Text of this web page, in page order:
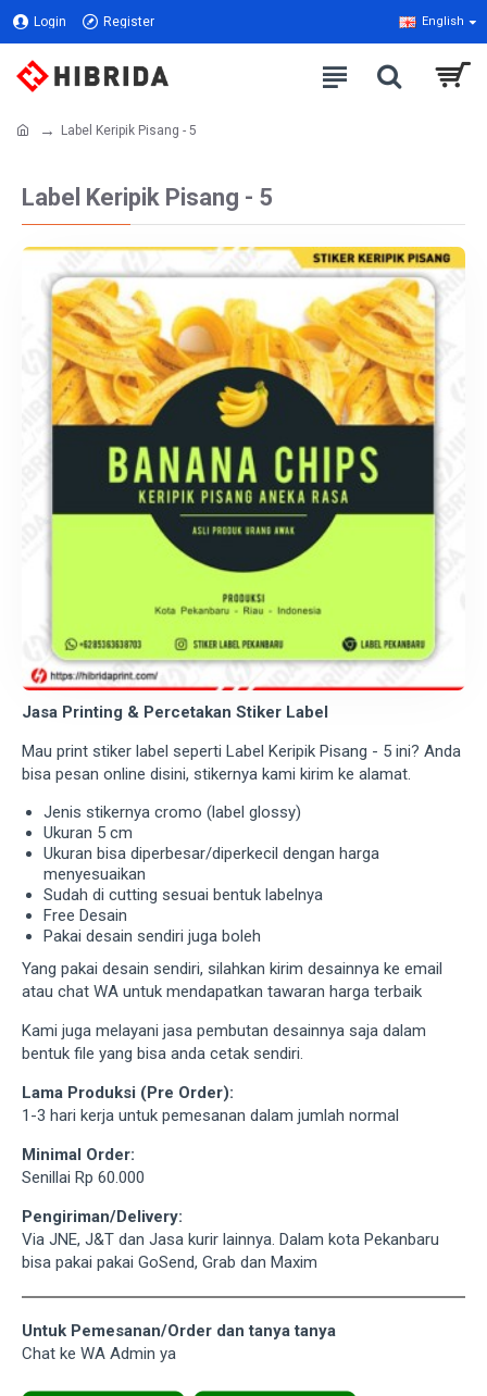
Login Register English
Label Keripik Pisang - 5
Label Keripik Pisang - 5
Jasa Printing & Percetakan Stiker Label
Mau print stiker label seperti Label Keripik Pisang - 5 ini? Anda
bisa pesan online disini, stikernya kami kirim ke alamat.
Jenis stikernya cromo (label glossy)
Ukuran 5 cm
Ukuran bisa diperbesar/diperkecil dengan harga
menyesuaikan
Sudah di cutting sesuai bentuk labelnya
Free Desain
Pakai desain sendiri juga boleh
Yang pakai desain sendiri, silahkan kirim desainnya ke email
atau chat WA untuk mendapatkan tawaran harga terbaik
Kami juga melayani jasa pembutan desainnya saja dalam
bentuk file yang bisa anda cetak sendiri.
Lama Produksi (Pre Order):
1-3 hari kerja untuk pemesanan dalam jumlah normal
Minimal Order:
Senillai Rp 60.000
Pengiriman/Delivery:
Via JNE, J&T dan Jasa kurir lainnya. Dalam kota Pekanbaru
bisa pakai pakai GoSend, Grab dan Maxim
Untuk Pemesanan/Order dan tanya tanya
Chat ke WA Admin ya